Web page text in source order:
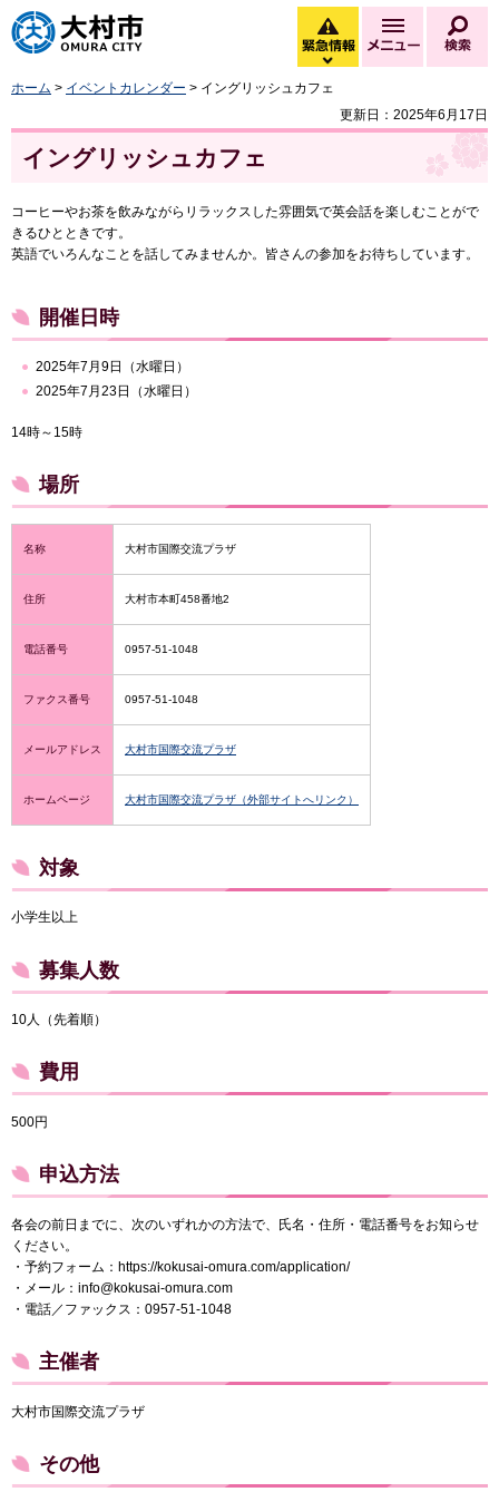
大村市
緊急情報
緊急情報を開く
メニュー
ホーム > イベントカレンダー > イングリッシュカフェ
更新日：2025年6月17日
イングリッシュカフェ
コーヒーやお茶を飲みながらリラックスした雰囲気で英会話を楽しむことがで
きるひとときです。
英語でいろんなことを話してみませんか。皆さんの参加をお待ちしています。
開催日時
2025年7月9日（水曜日）
2025年7月23日（水曜日）
14時～15時
場所
名称 大村市国際交流プラザ
住所 大村市本町458番地2
電話番号 0957-51-1048
ファクス番号 0957-51-1048
メールアドレス 大村市国際交流プラザ
ホームページ 大村市国際交流プラザ（外部サイトへリンク）
対象
小学生以上
募集人数
10人（先着順）
費用
500円
申込方法
各会の前日までに、次のいずれかの方法で、氏名・住所・電話番号をお知らせ
ください。
・予約フォーム：https://kokusai-omura.com/application/
・メール：info@kokusai-omura.com
・電話／ファックス：0957-51-1048
主催者
大村市国際交流プラザ
その他